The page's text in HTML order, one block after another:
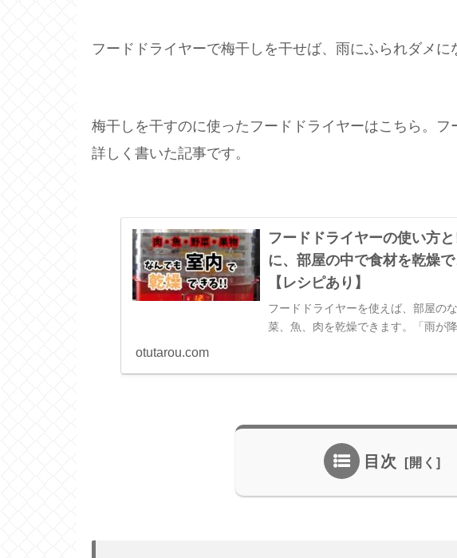
フードドライヤーで梅干しを干せば、雨にふられダメに
梅干しを干すのに使ったフードドライヤーはこちら。
詳しく書いた記事です。
フードドライヤーの使い方
に、部屋の中で食材を乾燥
【レシピあり】
フードドライヤーを使えば、部屋の
菜、魚、肉を乾燥できます。「雨が
くなるんです。フードドライヤーの
otutarou.com
目次